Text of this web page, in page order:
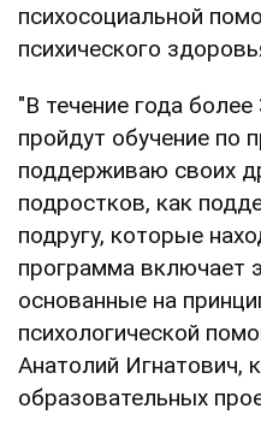
психосоциальной
психического
"В течение года
пройдут обучение по
поддерживаю своих
подростков, как
подругу, которые
программа включает
основанные на
психологической
Анатолий Игнатович,
образовательных